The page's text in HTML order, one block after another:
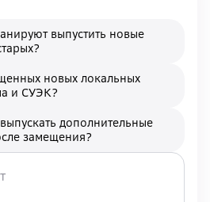
выпустить новые
новых локальных
и СУЭК?
дополнительные
замещения?